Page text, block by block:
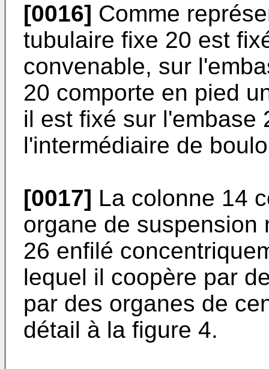
[0016] Comme
tubulaire fixe 20 est
convenable, sur
20 comporte en pied
il est fixé sur l'embase
l'intermédiaire de
[0017] La colonne 14
organe de suspension
26 enfilé
lequel il coopère par
par des organes de
détail à la figure 4.